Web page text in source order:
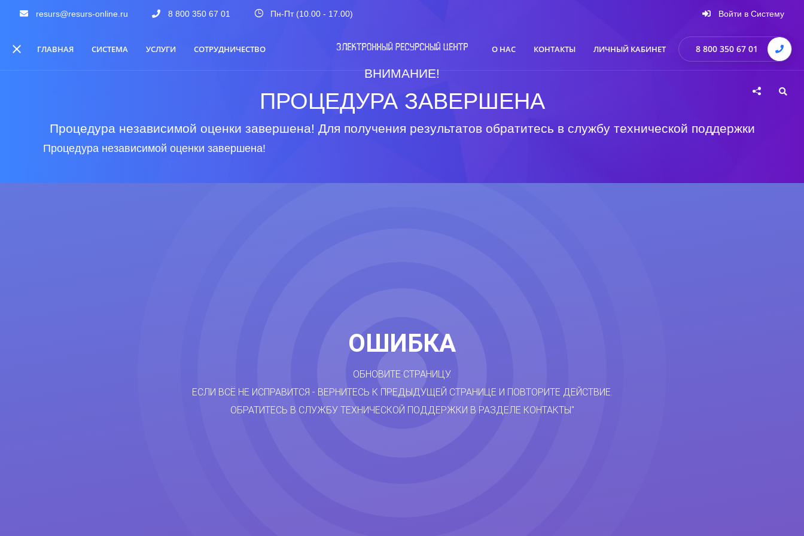
resurs@resurs-online.ru 8 800 350 67 01 Пн-Пт (10.00 - 17.00) Войти в Систему
ГЛАВНАЯ СИСТЕМА УСЛУГИ СОТРУДНИЧЕСТВО О НАС КОНТАКТЫ ЛИЧНЫЙ КАБИНЕТ 8 800 350 67 01
ВНИМАНИЕ!
ПРОЦЕДУРА ЗАВЕРШЕНА
Процедура независимой оценки завершена! Для получения результатов обратитесь в службу технической поддержки
Процедура независимой оценки завершена!
ОШИБКА
ОБНОВИТЕ СТРАНИЦУ.
ЕСЛИ ВСЁ НЕ ИСПРАВИТСЯ - ВЕРНИТЕСЬ К ПРЕДЫДУЩЕЙ СТРАНИЦЕ И ПОВТОРИТЕ ДЕЙСТВИЕ.
ОБРАТИТЕСЬ В СЛУЖБУ ТЕХНИЧЕСКОЙ ПОДДЕРЖКИ В РАЗДЕЛЕ КОНТАКТЫ"